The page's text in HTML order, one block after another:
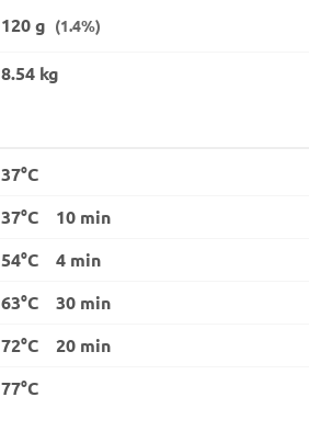
120 g (1.4%)
8.54 kg
37°C
37°C
10 min
54°C
4 min
63°C
30 min
72°C
20 min
77°C